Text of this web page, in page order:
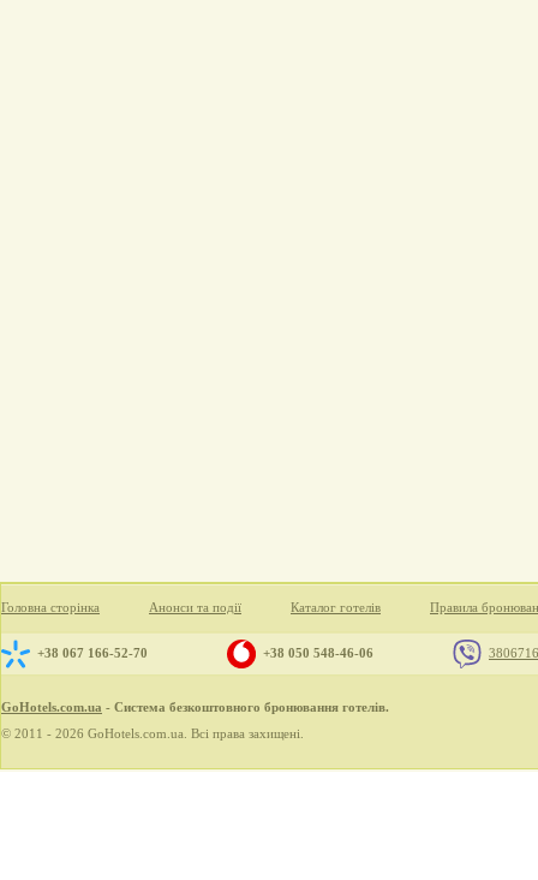
Головна сторінка Анонси та події Каталог готелів Правила
+38 067 166-52-70 +38 050 548-46-06
GoHotels.com.ua - Система безкоштовного бронювання готелів.
© 2011 - 2026 GoHotels.com.ua. Всі права захищені.